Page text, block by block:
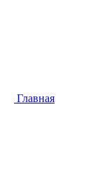
Главная